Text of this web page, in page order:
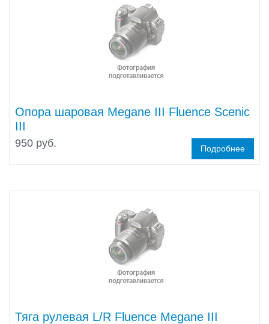
Опора шаровая Megane III Fluence Scenic
III
950 руб. Подробнее
Тяга рулевая L/R Fluence Megane III